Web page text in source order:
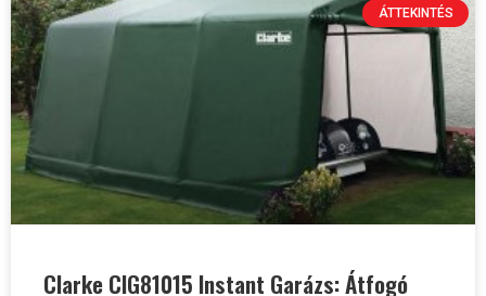
ÁTTEKINTÉS
Clarke CIG81015 Instant Garázs: Átfogó